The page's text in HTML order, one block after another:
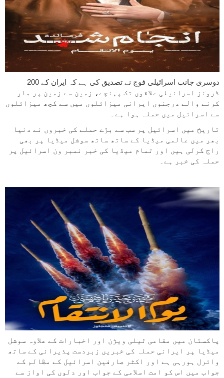
دوسری جانب اسرائیلی فوج نے تصدیق کی ہے کہ ایران کے 200
ڈرونز اسرائیلی علاقوں تک پہنچے، زمین سے زمین پر مار
کرنے والے درجنوں ایرانی میزائلوں میں سے کچھ میزائلوں
سے اسرائیل میں حملہ ہوا ہے۔
تاریخ میں اسرائیل پر سب سے بڑے حملے کی خبروں نے دنیا
بھر میں عالمی میڈیا کے ساتھ ساتھ سوشل میڈیا پر بھی
راج کرلی ہیں اور تمام میڈیا کی خبر نمبر ون اسرائیل پر
حملہ کی خبر ہے۔
پاکستان میں مقامی ٹیلی ویژن اور اخبارات کے علاوہ سوشل
میڈیا پر ایرانی حملہ کی خبریں زبردست پذیرائی کے ساتھ
وائرل ہورہی ہے اور اکثر صارفین اسرائیل کے مظالم کے
جواب میں اس کو امت اسلامی کے جواب اور دلوں کی اواز سے